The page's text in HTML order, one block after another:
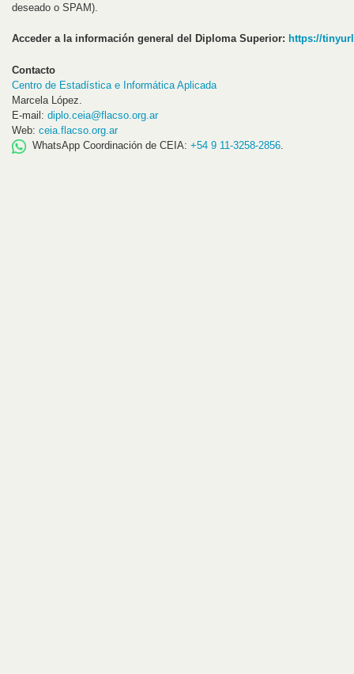
deseado o SPAM).
Acceder a la información general del Diploma Superior: https://
Contacto
Centro de Estadística e Informática Aplicada
Marcela López.
E-mail: diplo.ceia@flacso.org.ar
Web: ceia.flacso.org.ar
WhatsApp Coordinación de CEIA: +54 9 11-3258-2856.